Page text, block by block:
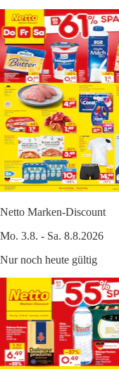
Netto Marken-Discount
Mo. 3.8. - Sa. 8.8.2026
Nur noch heute gültig